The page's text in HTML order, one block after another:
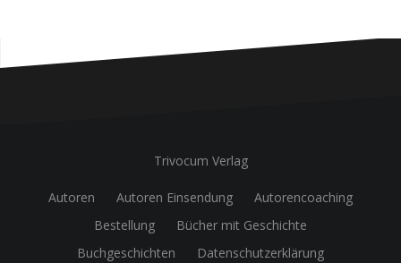
Trivocum Verlag
Autoren Autoren Einsendung
Autorencoaching
Bestellung
Bücher mit Geschichte
Buchgeschichten
Datenschutzerklärung